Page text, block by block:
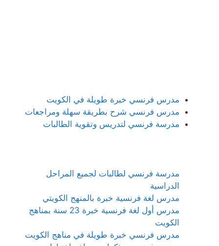
مدرس فرنسي خبرة طويلة في الكويت
مدرس فرنسي شرح بطريقة سهلة ومراجعات
مدرسة فرنسي لتدريس وتقوية الطالبات
مدرسة فرنسي لطالبات لجميع المراحل
الدراسية
مدرس لغة فرنسية خبرة بالمنهج الكويتي
مدرس أول لغة فرنسية خبرة 23 سنة بمناهج
الكويت
مدرس فرنسي خبرة طويلة في مناهج الكويت